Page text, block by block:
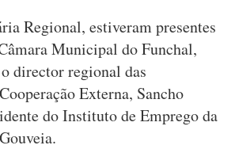
Regional, estiveram presentes
Municipal do Funchal,
director regional das
Externa, Sancho
do Instituto de Emprego da